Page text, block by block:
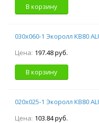
В корзину
030х060-1 Экоролл КВ80
Цена: 197.48 руб.
В корзину
020х025-1 Экоролл КВ80
Цена: 103.84 руб.